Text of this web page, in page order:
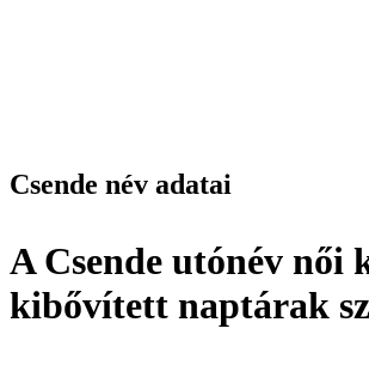
Csende név adatai
A Csende utónév női
kibővített naptárak